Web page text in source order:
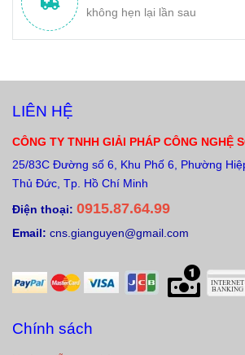
không hẹn lại lần sau
LIÊN HỆ
CÔNG TY TNHH GIẢI PHÁP CÔNG NGHỆ
25/83C Đường số 6, Khu Phố 6, Phường
Thủ Đức, Tp. Hồ Chí Minh
Điện thoại: 0915.87.64.99
Email: cns.gianguyen@gmail.com
Chính sách